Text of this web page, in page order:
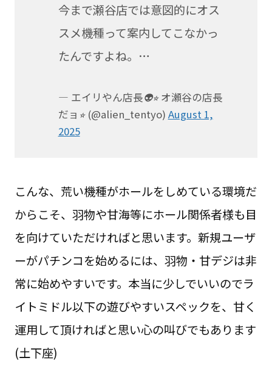
今まで瀬谷店では意図的にオス
スメ機種って案内してこなかっ
たんですよね。…
— エイリやん店長👽⭐︎ オ瀬谷の店長
だョ⭐︎ (@alien_tentyo) August 1,
2025
こんな、荒い機種がホールをしめている環境だ
からこそ、羽物や甘海等にホール関係者様も目
を向けていただければと思います。新規ユーザ
ーがパチンコを始めるには、羽物・甘デジは非
常に始めやすいです。本当に少しでいいのでラ
イトミドル以下の遊びやすいスペックを、甘く
運用して頂ければと思い心の叫びでもあります
(土下座)